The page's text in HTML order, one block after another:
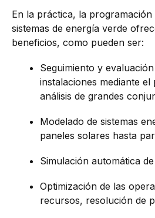
En la práctica, la programación
sistemas de energía verde
beneficios, como pueden ser:
Seguimiento y
instalaciones mediante
análisis de grandes
Modelado de sistemas
paneles solares hasta
Simulación automática
Optimización de las
recursos, resolución de